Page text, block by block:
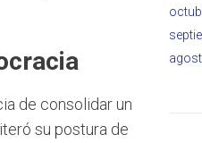
de consolidar un
su postura de